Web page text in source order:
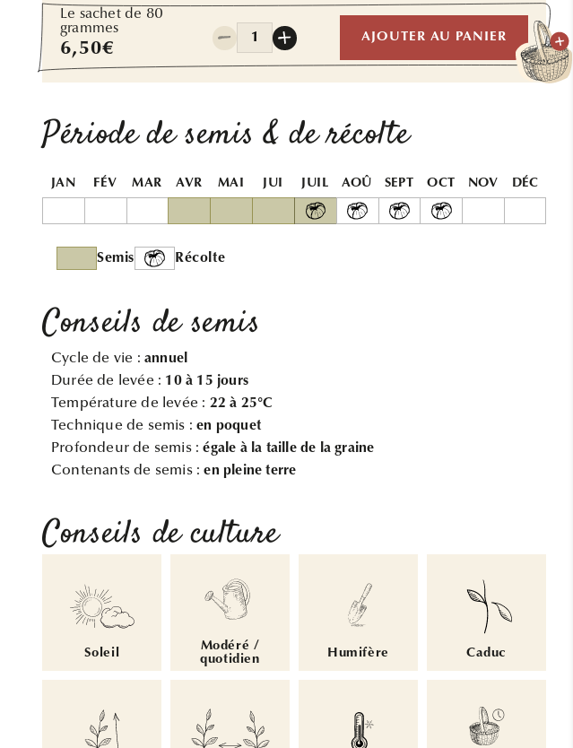
Le sachet de 80
grammes
Prix
habituel
6,50€
Quantité
Réduire
la
quantité
HARICOT
NAIN
TURTLE
A
Augmenter
la
quantité
HARICOT
NAIN
TURTLE
A
ECOSSER
AJOUTER AU PANIER
Période de semis & de récolte
JAN FÉV MAR AVR MAI JUI JUIL AOÛ SEPT OCT NOV DÉC
Semis Récolte
Conseils de semis
Cycle de vie : annuel
Durée de levée : 10 à 15 jours
Température de levée : 22 à 25°C
Technique de semis :en poquet
Profondeur de semis :égale à la taille de la graine
Contenants de semis :en pleine terre
Conseils de culture
Soleil
Modéré /
quotidien
Humifère Caduc